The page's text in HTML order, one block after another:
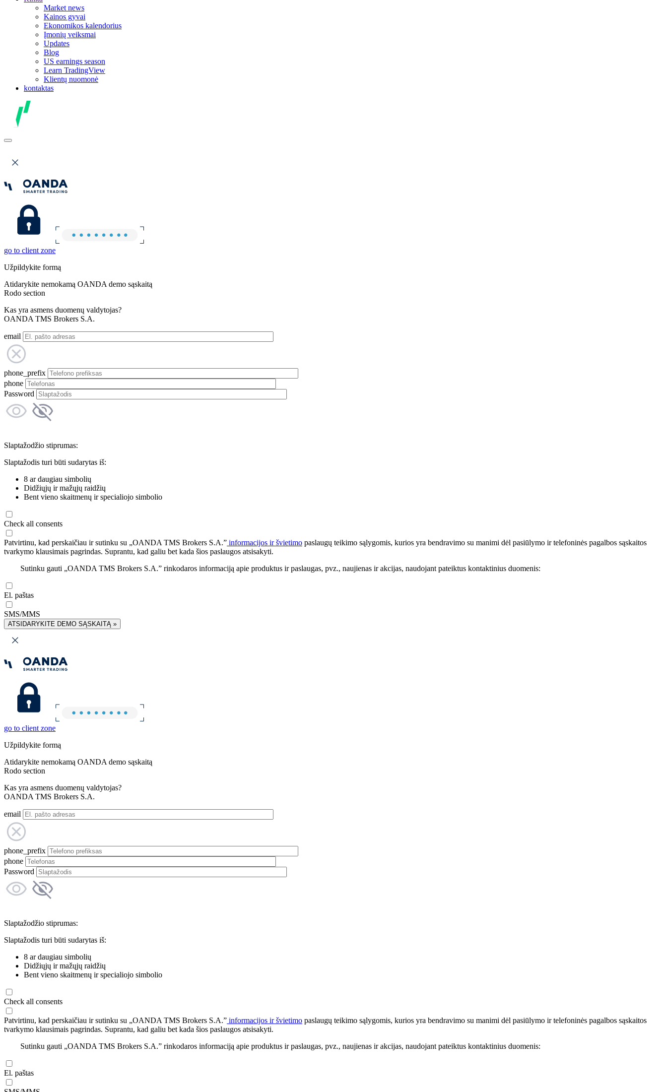
Market news
Kainos gyvai
Ekonomikos kalendorius
Įmonių veiksmai
Updates
Blog
US earnings season
Learn TradingView
Klientų nuomonė
kontaktas
go to client zone
Užpildykite formą
Atidarykite nemokamą OANDA demo sąskaitą
Rodo section
Kas yra asmens duomenų valdytojas?
OANDA TMS Brokers S.A.
email
phone_prefix
phone
Password
Slaptažodžio stiprumas:
Slaptažodis turi būti sudarytas iš:
8 ar daugiau simbolių
Didžiųjų ir mažųjų raidžių
Bent vieno skaitmenų ir specialiojo simbolio
Check all consents
Patvirtinu, kad perskaičiau ir sutinku su „OANDA TMS Brokers S.A.” informacijos ir švietimo paslaugų teikimo sąlygomis, kurios yra bendravimo su manimi dėl pasiūlymo ir telefoninės pagalbos sąskaitos
tvarkymo klausimais pagrindas. Suprantu, kad galiu bet kada šios paslaugos atsisakyti.
Sutinku gauti „OANDA TMS Brokers S.A.” rinkodaros informaciją apie produktus ir paslaugas, pvz., naujienas ir akcijas, naudojant pateiktus kontaktinius duomenis:
El. paštas
SMS/MMS
ATSIDARYKITE DEMO SĄSKAITĄ »
go to client zone
Užpildykite formą
Atidarykite nemokamą OANDA demo sąskaitą
Rodo section
Kas yra asmens duomenų valdytojas?
OANDA TMS Brokers S.A.
email
phone_prefix
phone
Password
Slaptažodžio stiprumas:
Slaptažodis turi būti sudarytas iš:
8 ar daugiau simbolių
Didžiųjų ir mažųjų raidžių
Bent vieno skaitmenų ir specialiojo simbolio
Check all consents
Patvirtinu, kad perskaičiau ir sutinku su „OANDA TMS Brokers S.A.” informacijos ir švietimo paslaugų teikimo sąlygomis, kurios yra bendravimo su manimi dėl pasiūlymo ir telefoninės pagalbos sąskaitos
tvarkymo klausimais pagrindas. Suprantu, kad galiu bet kada šios paslaugos atsisakyti.
Sutinku gauti „OANDA TMS Brokers S.A.” rinkodaros informaciją apie produktus ir paslaugas, pvz., naujienas ir akcijas, naudojant pateiktus kontaktinius duomenis:
El. paštas